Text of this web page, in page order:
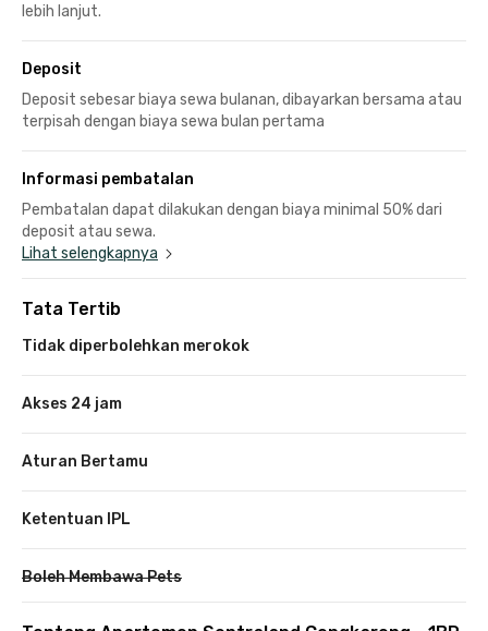
lebih lanjut.
Deposit
Deposit sebesar biaya sewa bulanan, dibayarkan bersama atau
terpisah dengan biaya sewa bulan pertama
Informasi pembatalan
Pembatalan dapat dilakukan dengan biaya minimal 50% dari
deposit atau sewa.
Lihat selengkapnya
Tata Tertib
Tidak diperbolehkan merokok
Akses 24 jam
Aturan Bertamu
Ketentuan IPL
Boleh Membawa Pets